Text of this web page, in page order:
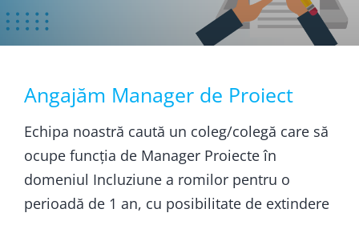
Angajăm Manager de Proiect
Echipa noastră caută un coleg/colegă care să
ocupe funcția de Manager Proiecte în
domeniul Incluziune a romilor pentru o
perioadă de 1 an, cu posibilitate de extindere